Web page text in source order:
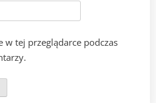
w tej przeglądarce podczas